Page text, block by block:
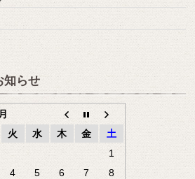
知らせ
火 水 木 金
土
1
4 5 6 7
8